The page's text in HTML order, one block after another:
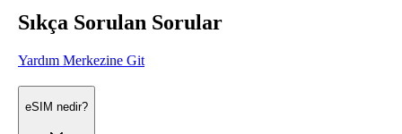
Sıkça Sorulan Sorular
Yardım Merkezine Git
eSIM nedir?